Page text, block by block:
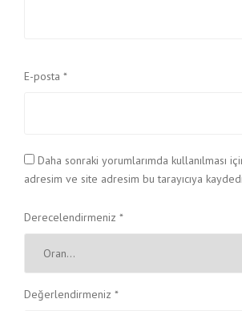
E-posta *
Daha sonraki yorumlarımda kullanılması
adresim ve site adresim bu tarayıcıya
Derecelendirmeniz *
Değerlendirmeniz *